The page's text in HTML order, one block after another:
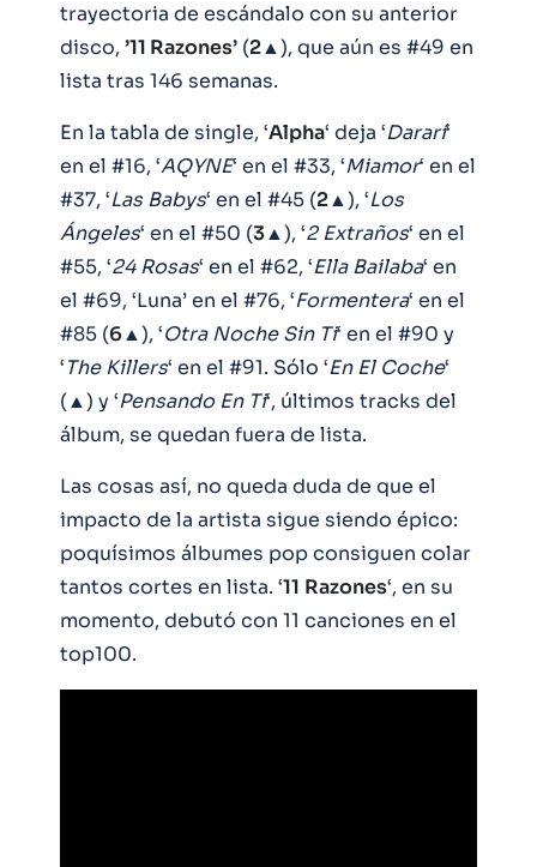
trayectoria de escándalo con su anterior
disco, ’11 Razones’ (2▲), que aún es #49 en
lista tras 146 semanas.
En la tabla de single, ‘Alpha‘ deja ‘Dararí‘
en el #16, ‘AQYNE‘ en el #33, ‘Miamor‘ en el
#37, ‘Las Babys‘ en el #45 (2▲), ‘Los
Ángeles‘ en el #50 (3▲), ‘2 Extraños‘ en el
#55, ‘24 Rosas‘ en el #62, ‘Ella Bailaba‘ en
el #69, ‘Luna’ en el #76, ‘Formentera‘ en el
#85 (6▲), ‘Otra Noche Sin Ti‘ en el #90 y
‘The Killers‘ en el #91. Sólo ‘En El Coche‘
(▲) y ‘Pensando En Ti‘, últimos tracks del
álbum, se quedan fuera de lista.
Las cosas así, no queda duda de que el
impacto de la artista sigue siendo épico:
poquísimos álbumes pop consiguen colar
tantos cortes en lista. ‘11 Razones‘, en su
momento, debutó con 11 canciones en el
top100.